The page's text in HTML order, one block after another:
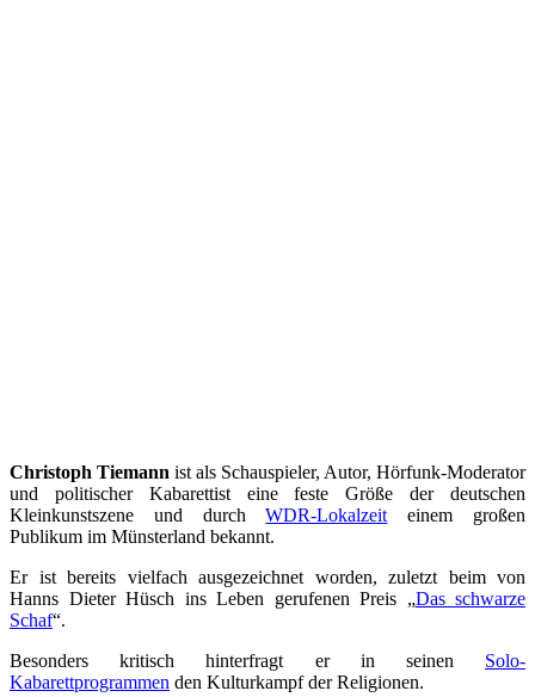
Christoph Tiemann ist als Schauspieler, Autor, Hörfunk-Moderator
und politischer Kabarettist eine feste Größe der deutschen
Kleinkunstszene und durchWDR-Lokalzeit einem großen
Publikum im Münsterland bekannt.
Er ist bereits vielfach ausgezeichnet worden, zuletzt beim von
Hanns Dieter Hüsch ins Leben gerufenen Preis „Das schwarze
Schaf“.
Besonders kritisch hinterfragt er in seinen Solo-
Kabarettprogrammen den Kulturkampf der Religionen.